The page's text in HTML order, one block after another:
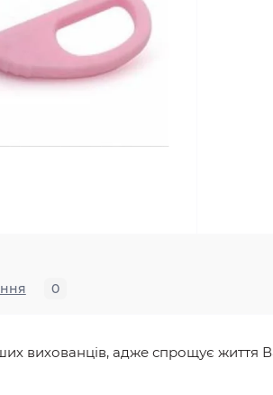
0
вихованців, адже спрощує життя